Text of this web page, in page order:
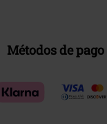
Métodos de pago